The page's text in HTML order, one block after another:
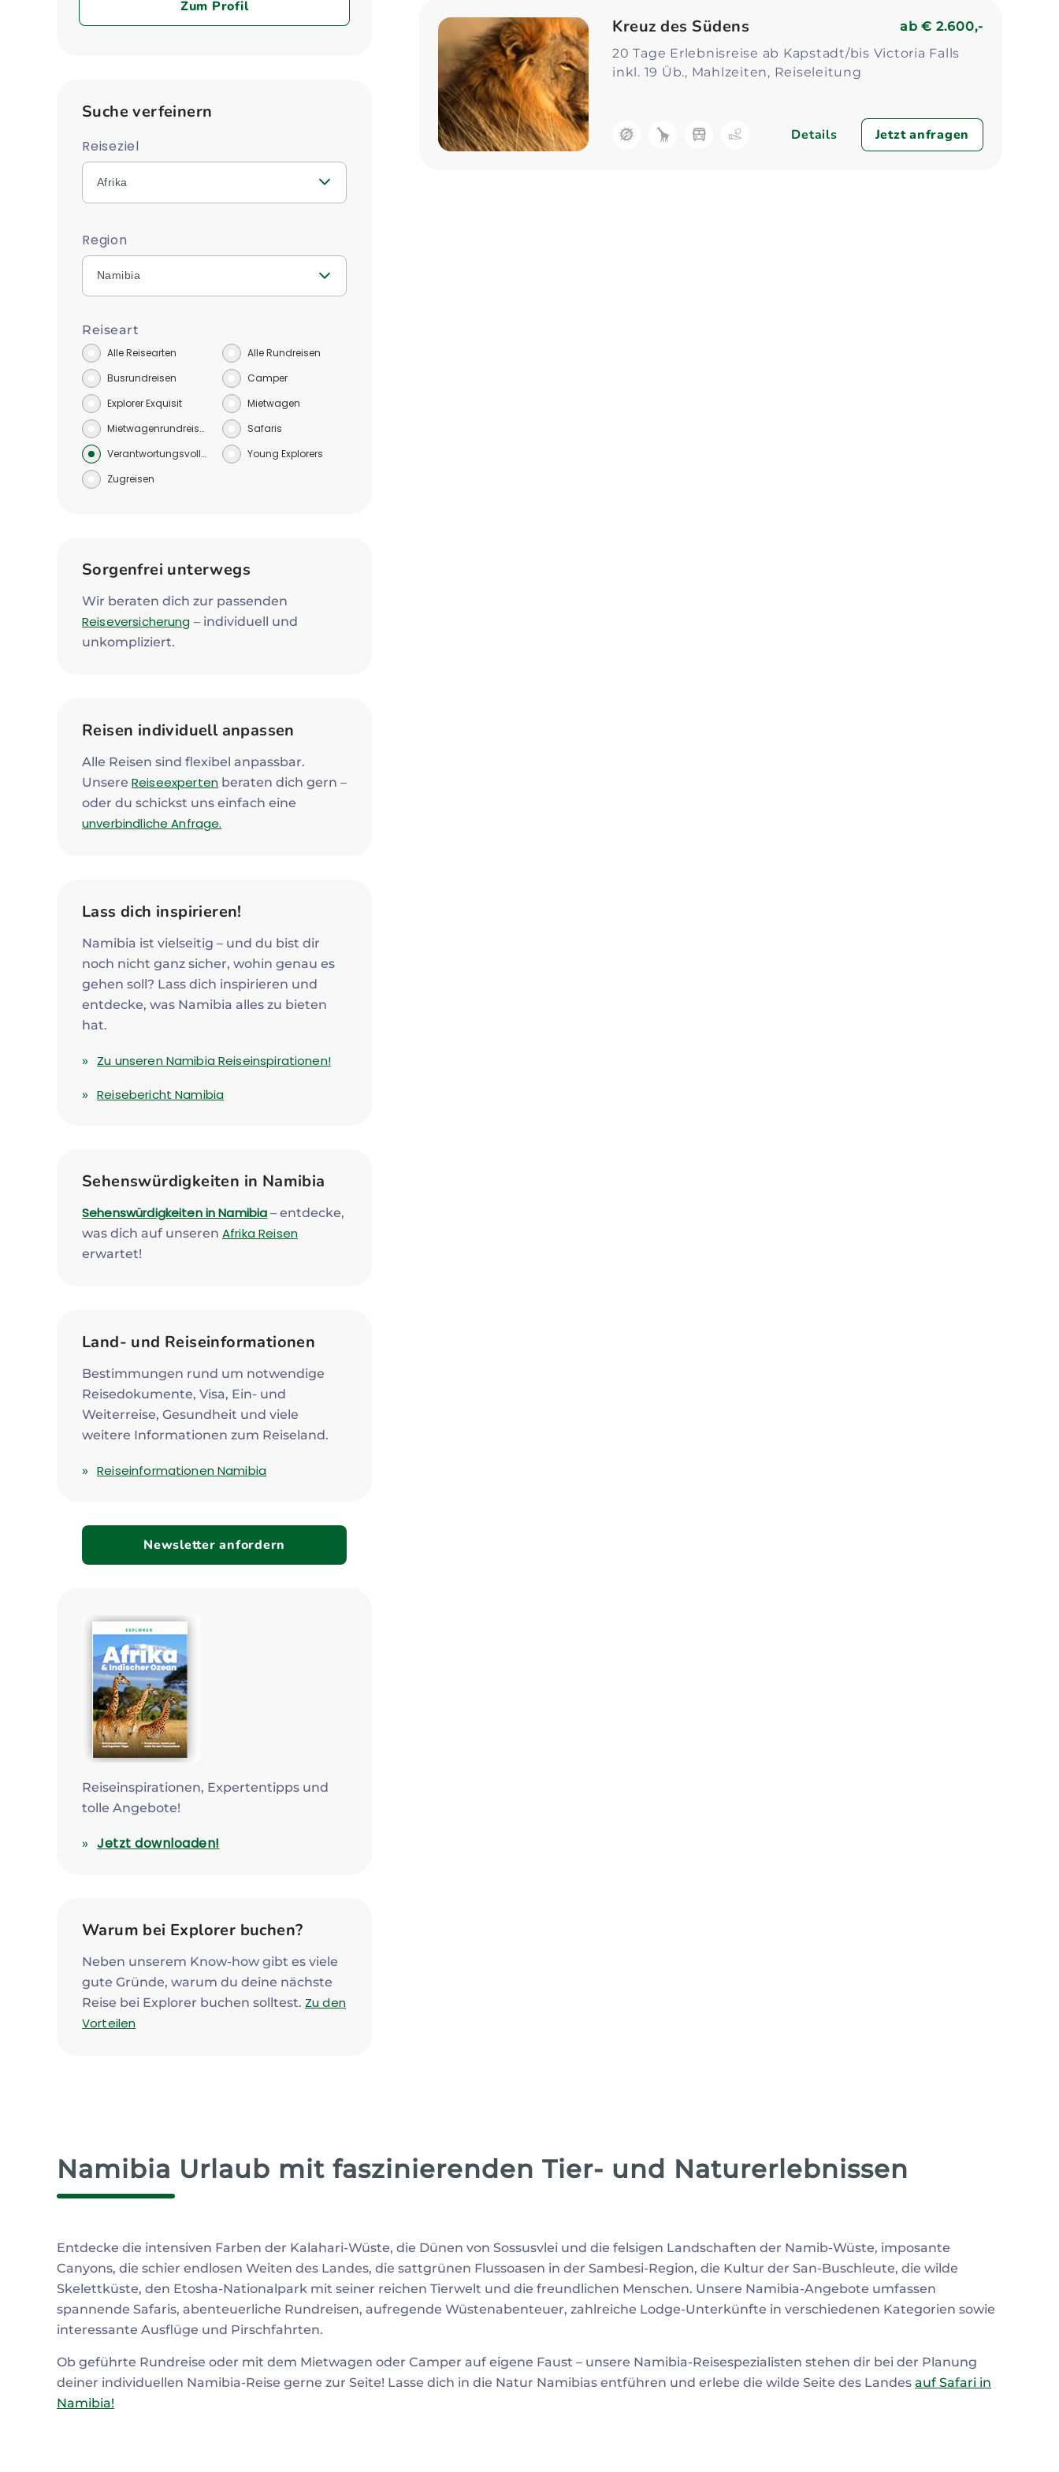
Kreuz des Südens ab€ 2.600,-
20 Tage Erlebnisreise ab Kapstadt/bis Victoria Falls
inkl. 19 Üb., Mahlzeiten, Reiseleitung
Details Jetzt anfragen
Zum Profil
Suche verfeinern
Reiseziel
Afrika
Region
Namibia
Reiseart
Alle Reisearten
Alle Rundreisen
Busrundreisen
Camper
Explorer Exquisit
Mietwagen
Mietwagenrundreisen
Safaris
Verantwortungsvoll reisen
Young Explorers
Zugreisen
Sorgenfrei unterwegs
Wir beraten dich zur passenden
Reiseversicherung – individuell und
unkompliziert.
Reisen individuell anpassen
Alle Reisen sind flexibel anpassbar.
Unsere Reiseexpertenberaten dich gern –
oder du schickst uns einfach eine
unverbindliche Anfrage.
Lass dich inspirieren!
Namibia ist vielseitig – und du bist dir
noch nicht ganz sicher, wohin genau es
gehen soll? Lass dich inspirieren und
entdecke, was Namibia alles zu bieten
hat.
Zu unseren Namibia Reiseinspirationen!
Reisebericht Namibia
Sehenswürdigkeiten in Namibia
Sehenswürdigkeiten in Namibia – entdecke,
was dich auf unseren Afrika Reisen
erwartet!
Land- und Reiseinformationen
Bestimmungen rund um notwendige
Reisedokumente, Visa, Ein- und
Weiterreise, Gesundheit und viele
weitere Informationen zum Reiseland.
Reiseinformationen Namibia
Newsletter anfordern
Reiseinspirationen, Expertentipps und
tolle Angebote!
Jetzt downloaden!
Warum bei Explorer buchen?
Neben unserem Know-how gibt es viele
gute Gründe, warum du deine nächste
Reise bei Explorer buchen solltest. Zu den
Vorteilen
Namibia Urlaub mit faszinierenden Tier- und Naturerlebnissen
Entdecke die intensiven Farben der Kalahari-Wüste, die Dünen von Sossusvlei und die felsigen Landschaften der Namib-Wüste, imposante
Canyons, die schier endlosen Weiten des Landes, die sattgrünen Flussoasen in der Sambesi-Region, die Kultur der San-Buschleute, die wilde
Skelettküste, den Etosha-Nationalpark mit seiner reichen Tierwelt und die freundlichen Menschen. Unsere Namibia-Angebote umfassen
spannende Safaris, abenteuerliche Rundreisen, aufregende Wüstenabenteuer, zahlreiche Lodge-Unterkünfte in verschiedenen Kategorien sowie
interessante Ausflüge und Pirschfahrten.
Ob geführte Rundreise oder mit dem Mietwagen oder Camper auf eigene Faust – unsere Namibia-Reisespezialisten stehen dir bei der Planung
deiner individuellen Namibia-Reise gerne zur Seite! Lasse dich in die Natur Namibias entführen und erlebe die wilde Seite des Landes auf Safari in
Namibia!